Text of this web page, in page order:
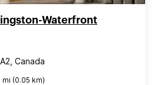
Waterfront
Canada
mi (0.05 km)